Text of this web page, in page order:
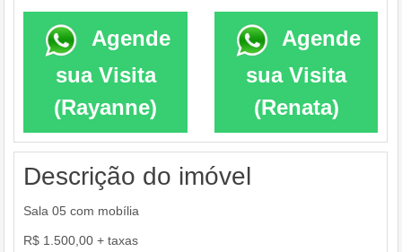
Agende
sua Visita
(Rayanne)
Agende
sua Visita
(Renata)
Descrição do imóvel
Sala 05 com mobília
R$ 1.500,00 + taxas